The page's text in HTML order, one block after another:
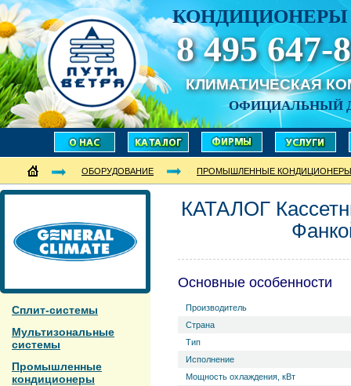
КОНДИЦИОНЕРЫ
8 495 647-
КЛИМАТИЧЕСКАЯ
ОФИЦИАЛЬНЫЙ
ОБОРУДОВАНИЕ ПРОМЫШЛЕННЫЕ КОНДИЦИОНЕРЫ
Сплит-системы
Мультизональные
системы
Промышленные
кондиционеры
КАТАЛОГ
Основные особенности
Производитель
Страна
Тип
Исполнение
Мощность охлаждения, кВт